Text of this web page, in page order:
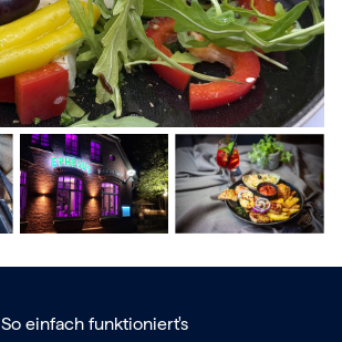
So einfach funktioniert's